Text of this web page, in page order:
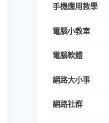
手機應用教學
電腦小教室
電腦軟體
網路大小事
網路社群